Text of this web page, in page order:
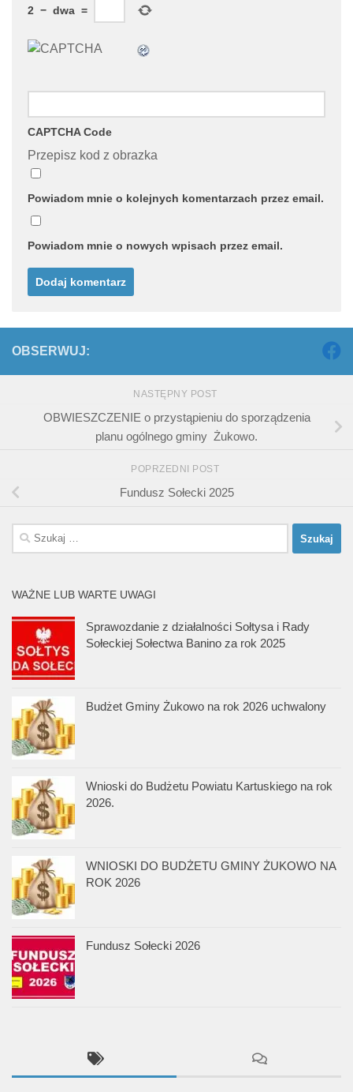
2 − dwa =
CAPTCHA Code
Przepisz kod z obrazka
Powiadom mnie o kolejnych komentarzach przez email.
Powiadom mnie o nowych wpisach przez email.
OBSERWUJ:
NASTĘPNY POST
OBWIESZCZENIE o przystąpieniu do sporządzenia
planu ogólnego gminy Żukowo.
POPRZEDNI POST
Fundusz Sołecki 2025
Szukaj:
WAŻNE LUB WARTE UWAGI
Sprawozdanie z działalności Sołtysa i Rady
Sołeckiej Sołectwa Banino za rok 2025
Budżet Gminy Żukowo na rok 2026 uchwalony
Wnioski do Budżetu Powiatu Kartuskiego na rok
2026.
WNIOSKI DO BUDŻETU GMINY ŻUKOWO NA
ROK 2026
Fundusz Sołecki 2026